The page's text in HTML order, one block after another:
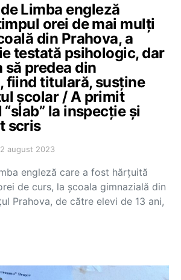
Limba engleză
orei de mai mulți
din Prahova, a
testată psihologic, dar
predea din
fiind titulară, susține
școlar / A primit
la inspecție și
scris
august 2023
engleză care a fost hărţuită
de curs, la şcoala gimnazială din
Prahova, de către elevi de 13 ani,